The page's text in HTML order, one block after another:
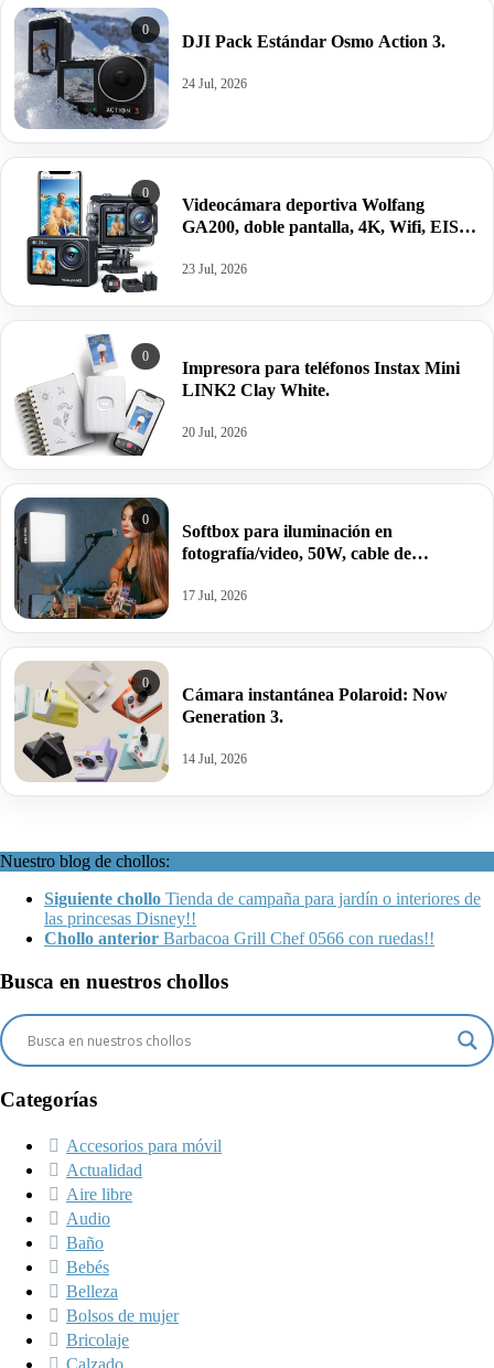
0
DJI Pack Estándar Osmo Action 3.
24 Jul, 2026
0
Videocámara deportiva Wolfang
GA200, doble pantalla, 4K, Wifi, EIS,
sumergible 40m, accesorios.
23 Jul, 2026
0
Impresora para teléfonos Instax Mini
LINK2 Clay White.
20 Jul, 2026
0
Softbox para iluminación en
fotografía/video, 50W, cable de
17 Jul, 2026
0
Cámara instantánea Polaroid: Now
Generation 3.
14 Jul, 2026
Nuestro blog de chollos:
Siguiente chollo Tienda de campaña para jardín o interiores de
las princesas Disney!!
Chollo anterior Barbacoa Grill Chef 0566 con ruedas!!
Busca en nuestros chollos
Categorías
Accesorios para móvil
Actualidad
Aire libre
Audio
Baño
Bebés
Belleza
Bolsos de mujer
Bricolaje
Calzado